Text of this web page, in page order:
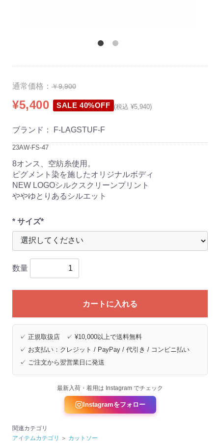
通常価格： ￥9,900
¥5,400 SALE 40%OFF (税込 ¥5,940)
ブランド： F-LAGSTUF-F
23AW-FS-47
8オンス、空紡糸使用。
ピグメント染を施したオリジナルボディ
NEW LOGOシルクスクリーンプリント
ややゆとりあるシルエット
* サイズ*
数量
カートに入れる
✓ 正規取扱店 ✓ ¥10,000以上で送料無料
✓ お支払い：クレジット / PayPay / 代引き / コンビニ払い
✓ ご注文から翌営業日に発送
最新入荷・着用は Instagram でチェック
Instagramをフォロー
関連カテゴリ
アイテムカテゴリ
＞ カットソー